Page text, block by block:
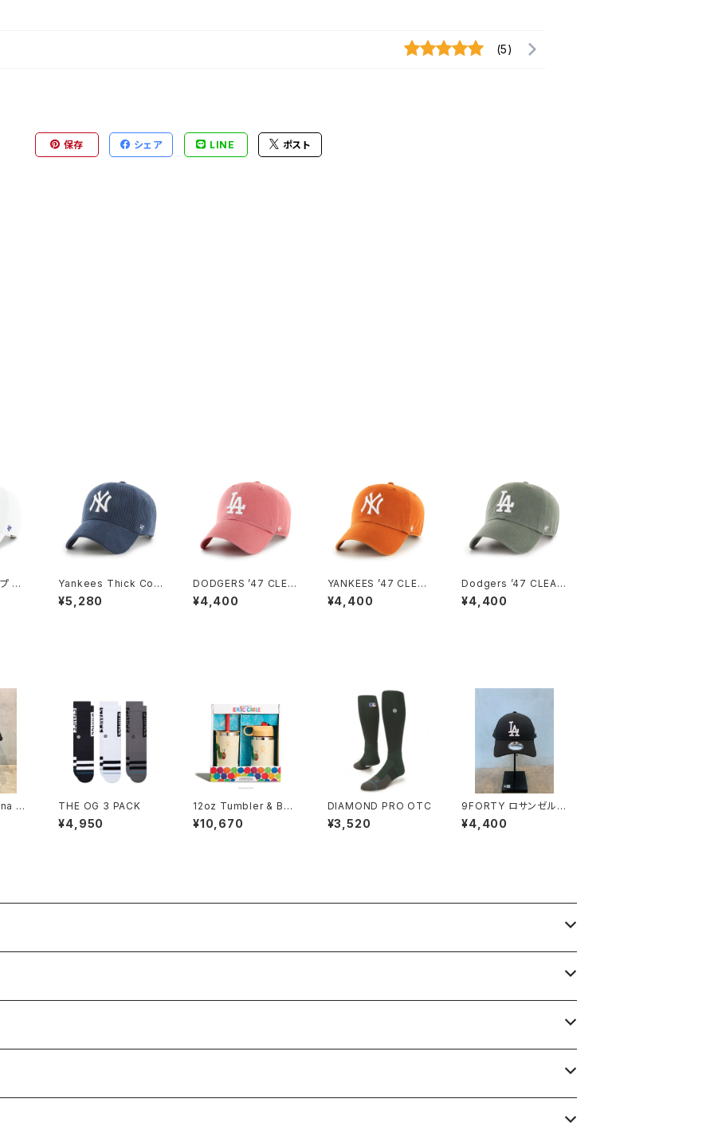
(5)
保存 シェア LINE ポスト
ベ
Yankees Thick Cor
duroy '47 CLEAN UP
Navy
¥5,280
DODGERS ’47 CLEA
N UP ISLAND RED
¥4,400
YANKEES ’47 CLEAN
UP BURNT ORANGE
¥4,400
Dodgers ’47 CLEAN
UP Moss x White Lo
go
¥4,400
H
THE OG 3 PACK
¥4,950
12oz Tumbler & Bott
le Set
¥10,670
DIAMOND PRO OTC
¥3,520
9FORTY ロサンゼル
ス・ドジャース ブラック
× ホワイト
¥4,400